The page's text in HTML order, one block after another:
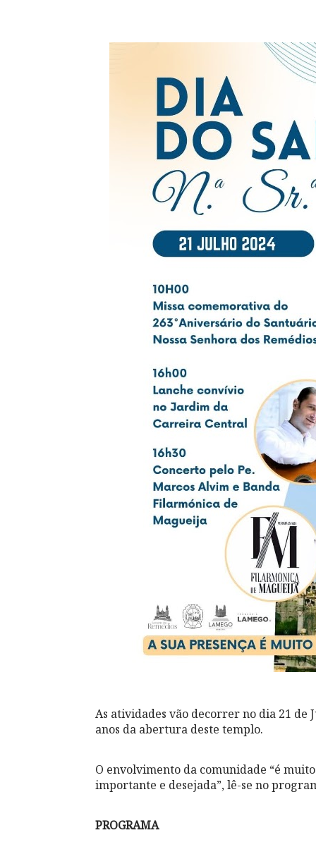
As atividades vão decorrer no dia 21 de
anos da abertura deste templo.
O envolvimento da comunidade “é
importante e desejada”, lê-se no
PROGRAMA